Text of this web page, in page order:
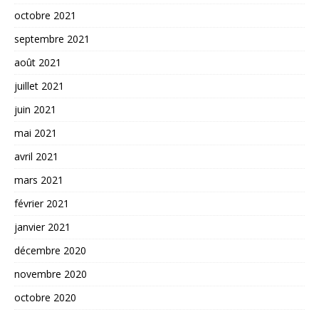
octobre 2021
septembre 2021
août 2021
juillet 2021
juin 2021
mai 2021
avril 2021
mars 2021
février 2021
janvier 2021
décembre 2020
novembre 2020
octobre 2020